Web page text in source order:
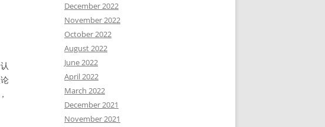
December 2022
November 2022
October 2022
August 2022
June 2022
April 2022
March 2022
December 2021
November 2021